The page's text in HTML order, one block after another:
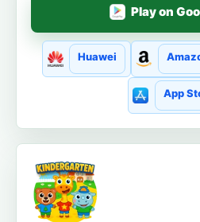
Play on
Huawei
App